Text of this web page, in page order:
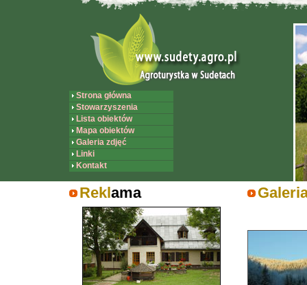
Strona główna
Stowarzyszenia
Lista obiektów
Mapa obiektów
Galeria zdjęć
Linki
Kontakt
Reklama